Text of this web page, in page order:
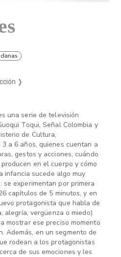
❭
una serie de televisión
Toqui, Señal Colombia y
de Cultura,
a 6 años, quienes cuentan a
gestos y acciones, cuándo
en el cuerpo y cómo
infancia sucede algo muy
se experimentan por primera
capítulos de 5 minutos, y en
protagonista que habla de
alegría, vergüenza o miedo)
mostrar ese preciso momento
Además, en un segmento de
rodean a los protagonistas
de sus emociones y les